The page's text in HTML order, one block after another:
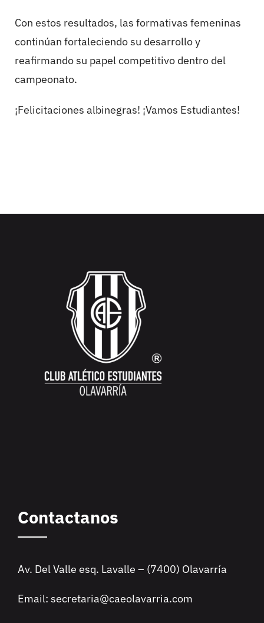
Con estos resultados, las formativas femeninas
continúan fortaleciendo su desarrollo y
reafirmando su papel competitivo dentro del
campeonato.
¡Felicitaciones albinegras! ¡Vamos Estudiantes!
Contactanos
Av. Del Valle esq. Lavalle – (7400) Olavarría
Email: secretaria@caeolavarria.com